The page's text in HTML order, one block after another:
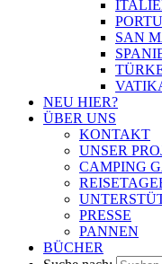
SAN
NEU HIER?
ÜBER UNS
KONTAKT
UNSER
CAMPING
PRESSE
PANNEN
BÜCHER